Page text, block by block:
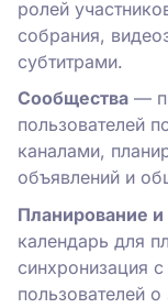
ролей
собрания,
субтитрами.
Сообщества —
пользователей
каналами,
объявлений и
Планирование
календарь для
синхронизация
пользователей